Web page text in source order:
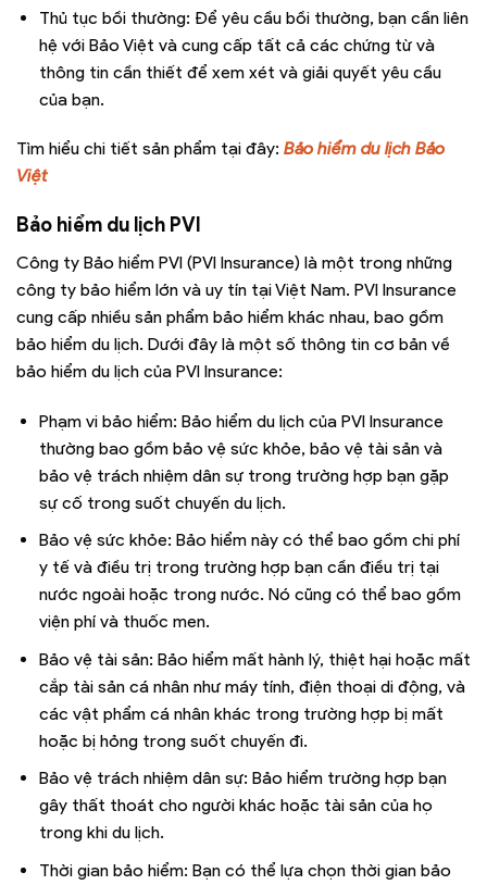
Thủ tục bồi thường: Để yêu cầu bồi thường, bạn cần liên
hệ với Bảo Việt và cung cấp tất cả các chứng từ và
thông tin cần thiết để xem xét và giải quyết yêu cầu
của bạn.
Tìm hiểu chi tiết sản phẩm tại đây: Bảo hiểm du lịch Bảo
Việt
Bảo hiểm du lịch PVI
Công ty Bảo hiểm PVI (PVI Insurance) là một trong những
công ty bảo hiểm lớn và uy tín tại Việt Nam. PVI Insurance
cung cấp nhiều sản phẩm bảo hiểm khác nhau, bao gồm
bảo hiểm du lịch. Dưới đây là một số thông tin cơ bản về
bảo hiểm du lịch của PVI Insurance:
Phạm vi bảo hiểm: Bảo hiểm du lịch của PVI Insurance
thường bao gồm bảo vệ sức khỏe, bảo vệ tài sản và
bảo vệ trách nhiệm dân sự trong trường hợp bạn gặp
sự cố trong suốt chuyến du lịch.
Bảo vệ sức khỏe: Bảo hiểm này có thể bao gồm chi phí
y tế và điều trị trong trường hợp bạn cần điều trị tại
nước ngoài hoặc trong nước. Nó cũng có thể bao gồm
viện phí và thuốc men.
Bảo vệ tài sản: Bảo hiểm mất hành lý, thiệt hại hoặc mất
cắp tài sản cá nhân như máy tính, điện thoại di động, và
các vật phẩm cá nhân khác trong trường hợp bị mất
hoặc bị hỏng trong suốt chuyến đi.
Bảo vệ trách nhiệm dân sự: Bảo hiểm trường hợp bạn
gây thất thoát cho người khác hoặc tài sản của họ
trong khi du lịch.
Thời gian bảo hiểm: Bạn có thể lựa chọn thời gian bảo